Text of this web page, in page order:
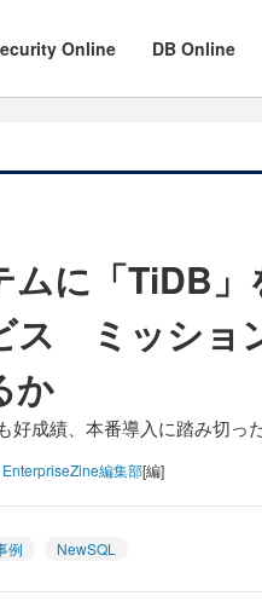
Online DB Online
ムに「TiDB
ス ミッショ
か
好成績、本番導入に踏み切っ
EnterpriseZine編集部[編]
例 NewSQL